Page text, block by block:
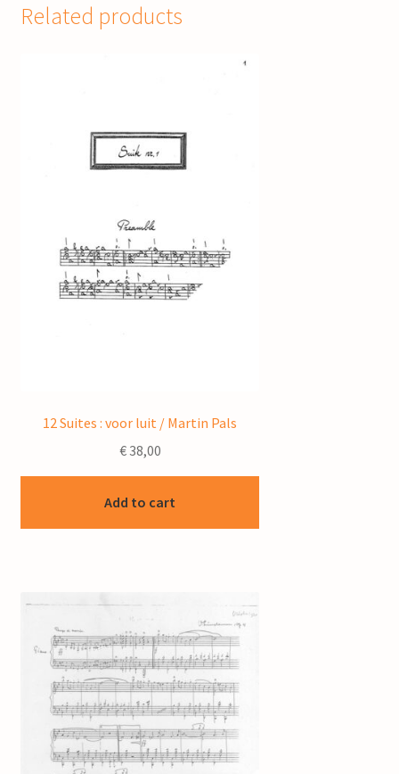
Related products
12 Suites : voor luit / Martin Pals
€38,00
Add to cart